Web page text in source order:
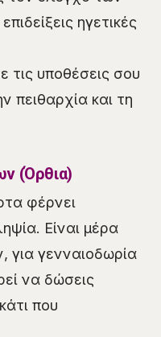
ηγετικές
τις υποθέσεις σου
πειθαρχία και τη
(Όρθια)
φέρνει
Είναι μέρα
για γενναιοδωρία
να δώσεις
που